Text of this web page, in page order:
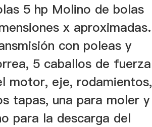
5 hp Molino de bolas
x aproximadas.
con poleas y
5 caballos de fuerza
motor, eje, rodamientos,
tapas, una para moler y
para la descarga del